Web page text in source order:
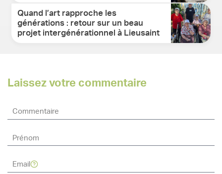
Quand l’art rapproche les
générations : retour sur un beau
projet intergénérationnel à Lieusaint
Laissez votre commentaire